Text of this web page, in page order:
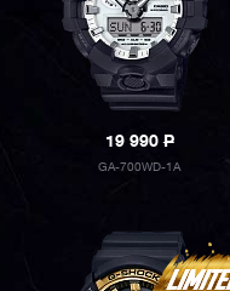
19 990P
GA-700WD-1A